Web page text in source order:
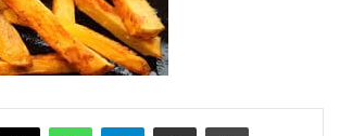
X WhatsAppTelegramEnviar vía email Imprimir